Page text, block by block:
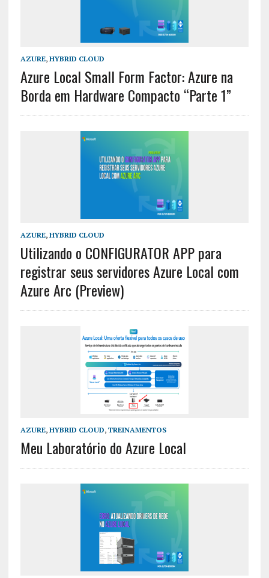
AZURE, HYBRID CLOUD
Azure Local Small Form Factor: Azure na
Borda em Hardware Compacto “Parte 1”
AZURE, HYBRID CLOUD
Utilizando o CONFIGURATOR APP para
registrar seus servidores Azure Local com
Azure Arc (Preview)
AZURE, HYBRID CLOUD, TREINAMENTOS
Meu Laboratório do Azure Local